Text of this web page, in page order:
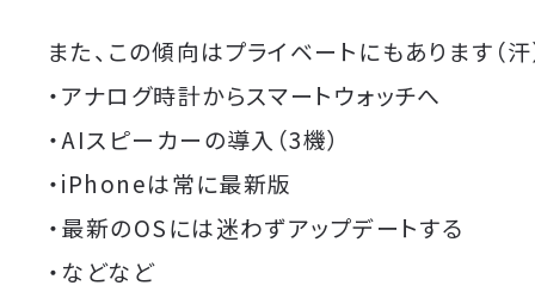
また、この傾向はプライベートにもあります（汗
・アナログ時計からスマートウォッチへ
・AIスピーカーの導入（3機）
・iPhoneは常に最新版
・最新のOSには迷わずアップデートする
・などなど